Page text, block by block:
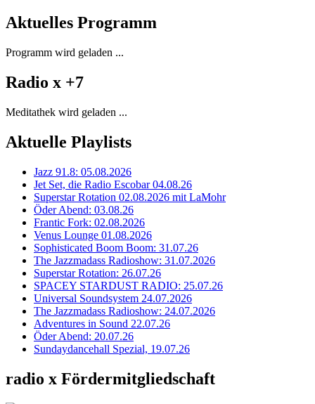
Aktuelles Programm
Programm wird geladen ...
Radio x +7
Meditathek wird geladen ...
Aktuelle Playlists
Jazz 91.8: 05.08.2026
Jet Set, die Radio Escobar 04.08.26
Superstar Rotation 02.08.2026 mit LaMohr
Öder Abend: 03.08.26
Frantic Fork: 02.08.2026
Venus Lounge 01.08.2026
Sophisticated Boom Boom: 31.07.26
The Jazzmadass Radioshow: 31.07.2026
Superstar Rotation: 26.07.26
SPACEY STARDUST RADIO: 25.07.26
Universal Soundsystem 24.07.2026
The Jazzmadass Radioshow: 24.07.2026
Adventures in Sound 22.07.26
Öder Abend: 20.07.26
Sundaydancehall Spezial, 19.07.26
radio x Fördermitgliedschaft